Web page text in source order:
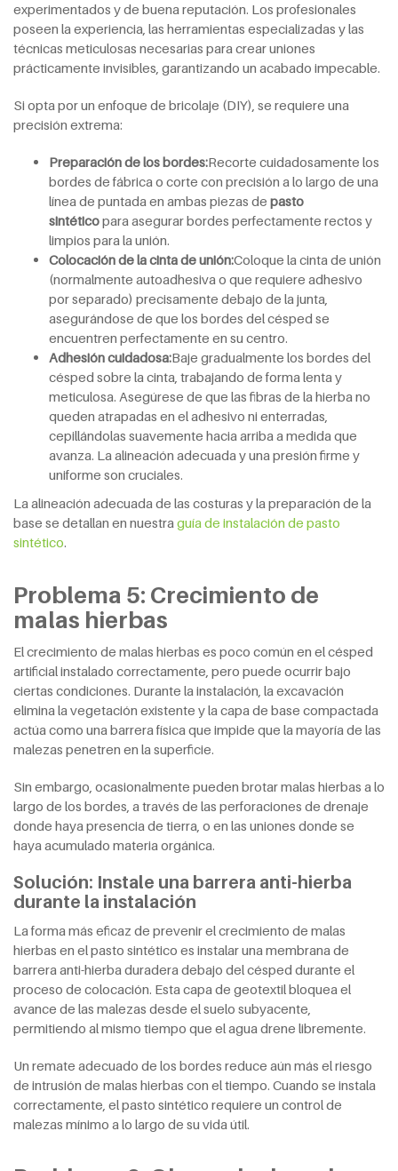
experimentados y de buena reputación. Los profesionales
poseen la experiencia, las herramientas especializadas y las
técnicas meticulosas necesarias para crear uniones
prácticamente invisibles, garantizando un acabado impecable.
Si opta por un enfoque de bricolaje (DIY), se requiere una
precisión extrema:
Preparación de los bordes:Recorte cuidadosamente los
bordes de fábrica o corte con precisión a lo largo de una
línea de puntada en ambas piezas de pasto
sintéticopara asegurar bordes perfectamente rectos y
limpios para la unión.
Colocación de la cinta de unión:Coloque la cinta de unión
(normalmente autoadhesiva o que requiere adhesivo
por separado) precisamente debajo de la junta,
asegurándose de que los bordes del césped se
encuentren perfectamente en su centro.
Adhesión cuidadosa:Baje gradualmente los bordes del
césped sobre la cinta, trabajando de forma lenta y
meticulosa. Asegúrese de que las fibras de la hierba no
queden atrapadas en el adhesivo ni enterradas,
cepillándolas suavemente hacia arriba a medida que
avanza. La alineación adecuada y una presión firme y
uniforme son cruciales.
La alineación adecuada de las costuras y la preparación de la
base se detallan en nuestra guía de instalación de pasto
sintético.
Problema 5: Crecimiento de
malas hierbas
El crecimiento de malas hierbas es poco común en el césped
artificial instalado correctamente, pero puede ocurrir bajo
ciertas condiciones. Durante la instalación, la excavación
elimina la vegetación existente y la capa de base compactada
actúa como una barrera física que impide que la mayoría de las
malezas penetren en la superficie.
Sin embargo, ocasionalmente pueden brotar malas hierbas a lo
largo de los bordes, a través de las perforaciones de drenaje
donde haya presencia de tierra, o en las uniones donde se
haya acumulado materia orgánica.
Solución: Instale una barrera anti-hierba
durante la instalación
La forma más eficaz de prevenir el crecimiento de malas
hierbas en el pasto sintético es instalar una membrana de
barrera anti-hierba duradera debajo del césped durante el
proceso de colocación. Esta capa de geotextil bloquea el
avance de las malezas desde el suelo subyacente,
permitiendo al mismo tiempo que el agua drene libremente.
Un remate adecuado de los bordes reduce aún más el riesgo
de intrusión de malas hierbas con el tiempo. Cuando se instala
correctamente, el pasto sintético requiere un control de
malezas mínimo a lo largo de su vida útil.